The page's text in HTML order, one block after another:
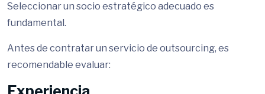
Seleccionar un socio estratégico adecuado es
fundamental.
Antes de contratar un servicio de outsourcing, es
recomendable evaluar: